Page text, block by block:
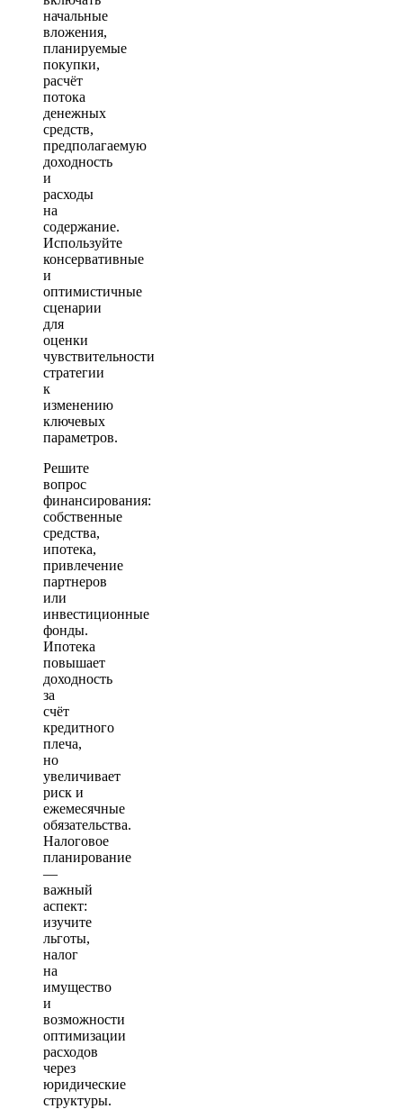
начальные
вложения,
планируемые
покупки,
расчёт
потока
денежных
средств,
предполагаемую
доходность
и
расходы
на
содержание.
Используйте
консервативные
и
оптимистичные
сценарии
для
оценки
чувствительности
стратегии
к
изменению
ключевых
параметров.
Решите
вопрос
финансирования:
собственные
средства,
ипотека,
привлечение
партнеров
или
инвестиционные
фонды.
Ипотека
повышает
доходность
за
счёт
кредитного
плеча,
но
увеличивает
риск и
ежемесячные
обязательства.
Налоговое
планирование
—
важный
аспект:
изучите
льготы,
налог
на
имущество
и
возможности
оптимизации
расходов
через
юридические
структуры.